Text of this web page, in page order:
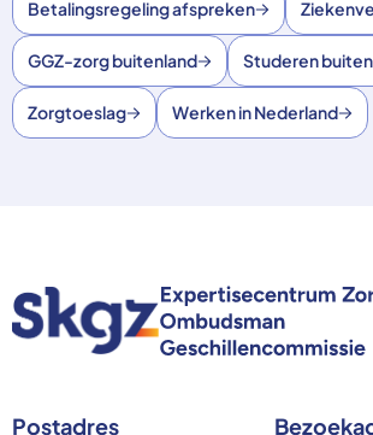
Betalingsregeling afspreken
GGZ-zorg buitenland Studeren
Zorgtoeslag Werken in Nederland
Postadres